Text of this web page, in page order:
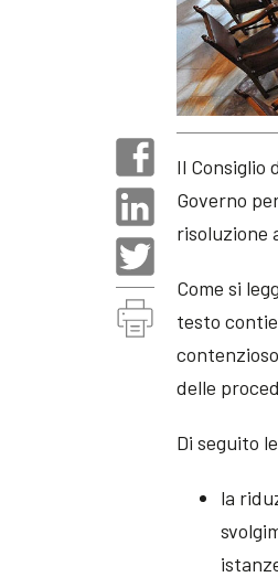
Il Consiglio
Governo
risoluzione
Come si
testo
delle
Di seguito
la